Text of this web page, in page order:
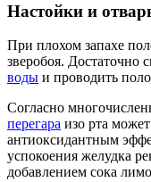
Настойки и
При плохом запахе
зверобоя. Достаточно
воды и проводить
Согласно
перегара изо рта
антиоксидантным
успокоения желудка
добавлением сока